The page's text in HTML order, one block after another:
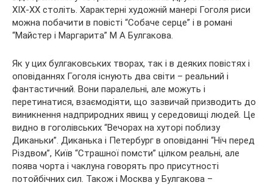
XIX-XX століть. Характерні художній манері Гоголя риси
можна побачити в повісті “Собаче серце” і в романі
“Майстер і Маргарита” М А Булгакова.
Як у цих булгаковських творах, так і в деяких повістях і
оповіданнях Гоголя існують два світи – реальний і
фантастичний. Вони паралельні, але можуть і
перетинатися, взаємодіяти, що зазвичай призводить до
виникнення надприродних явищ у середовищі людей. Це
видно в гоголівських “Вечорах на хуторі поблизу
Диканьки”. Диканька і Петербург в оповіданні “Ніч перед
Різдвом”, Київ “Страшної помсти” цілком реальні, але
поява чорта і чаклуна говорять про присутності
потойбічних сил. Також і Москва у Булгакова –